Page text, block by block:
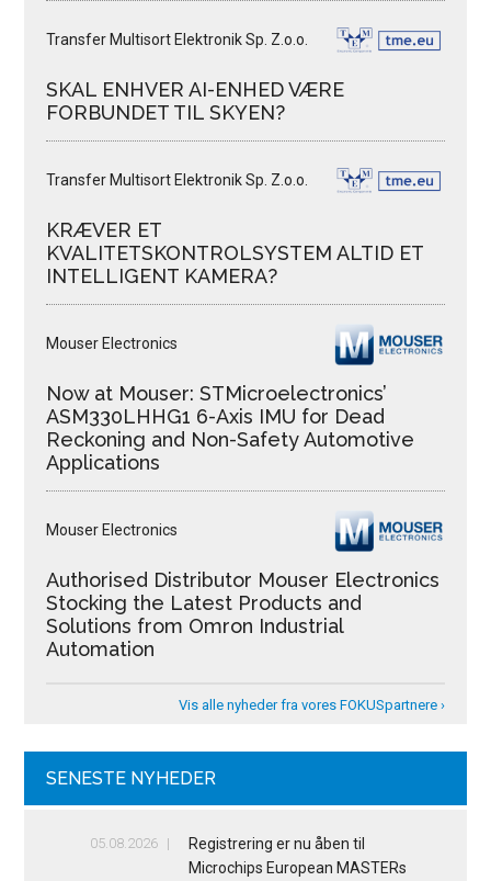
Transfer Multisort Elektronik Sp. Z.o.o.
SKAL ENHVER AI-ENHED VÆRE
FORBUNDET TIL SKYEN?
Transfer Multisort Elektronik Sp. Z.o.o.
KRÆVER ET
KVALITETSKONTROLSYSTEM ALTID ET
INTELLIGENT KAMERA?
Mouser Electronics
Now at Mouser: STMicroelectronics’
ASM330LHHG1 6-Axis IMU for Dead
Reckoning and Non-Safety Automotive
Applications
Mouser Electronics
Authorised Distributor Mouser Electronics
Stocking the Latest Products and
Solutions from Omron Industrial
Automation
Vis alle nyheder fra vores FOKUSpartnere ›
SENESTE NYHEDER
05.08.2026
Registrering er nu åben til
Microchips European MASTERs